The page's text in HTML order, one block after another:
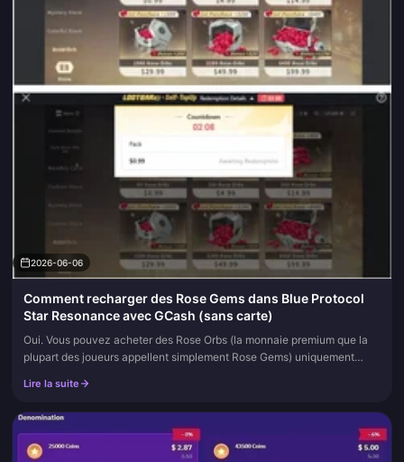
2026-06-06
Comment recharger des Rose Gems dans Blue Protocol
Star Resonance avec GCash (sans carte)
Oui. Vous pouvez acheter des Rose Orbs (la monnaie premium que la
plupart des joueurs appellent simplement Rose Gems) uniquement
pro...
Lire la suite